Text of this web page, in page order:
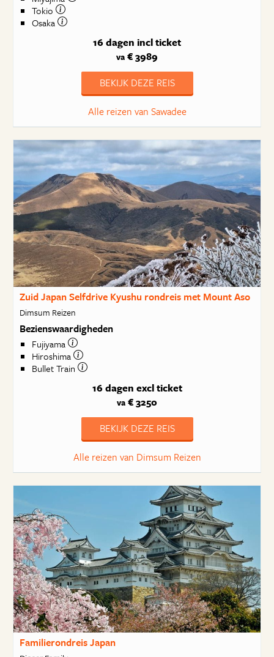
Tokio
Osaka
16 dagen incl ticket
va € 3989
BEKIJK DEZE REIS
Alle reizen van Sawadee
Zuid Japan Selfdrive Kyushu rondreis met Mount Aso
Dimsum Reizen
Bezienswaardigheden
Fujiyama
Hiroshima
Bullet Train
16 dagen excl ticket
va € 3250
BEKIJK DEZE REIS
Alle reizen van Dimsum Reizen
Familierondreis Japan